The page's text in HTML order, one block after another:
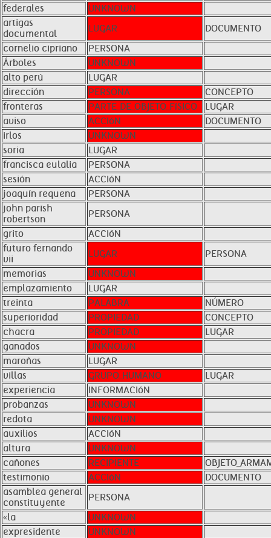
federales
UNKNOWN
artigas
documental
LUGAR
DOCUMENTO
cornelio cipriano
PERSONA
Árboles
UNKNOWN
alto perú
LUGAR
dirección
PERSONA
CONCEPTO
fronteras
PARTE_DE_OBJETO_FíSICO
LUGAR
aviso
ACCIóN
DOCUMENTO
irlos
UNKNOWN
soria
LUGAR
francisca eulalia
PERSONA
sesión
ACCIóN
joaquín requena
PERSONA
john parish
robertson
PERSONA
grito
ACCIóN
futuro fernando
vii
LUGAR
PERSONA
memorias
UNKNOWN
emplazamiento
LUGAR
treinta
PALABRA
NÚMERO
superioridad
PROPIEDAD
CONCEPTO
chacra
PROPIEDAD
LUGAR
ganados
UNKNOWN
maroñas
LUGAR
villas
GRUPO_HUMANO
LUGAR
experiencia
INFORMACIóN
probanzas
UNKNOWN
redota
UNKNOWN
auxilios
ACCIóN
altura
UNKNOWN
cañones
RECIPIENTE
testimonio
ACCIóN
DOCUMENTO
asamblea general
constituyente
PERSONA
«la
UNKNOWN
expresidente
UNKNOWN